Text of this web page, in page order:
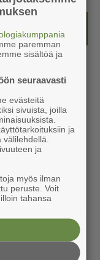
paremman
sisältöä ja
seuraavasti
evästeitä
sivuista, joilla
ja
ja
myös ilman
peruste. Voit
tahansa